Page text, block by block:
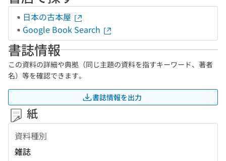
日本の古本屋
Google Book Search
書誌情報
この資料の詳細や典拠（同じ主題の資料を指すキーワード、著者
名）等を確認できます。
書誌情報を出力
紙
資料種別
雑誌